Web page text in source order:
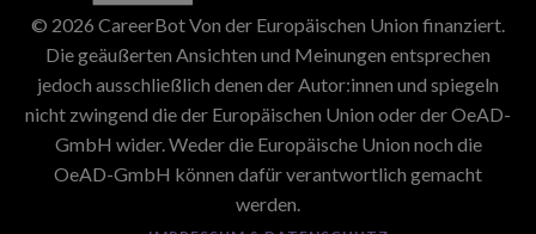
© 2026 CareerBot Von der Europäischen Union finanziert.
Die geäußerten Ansichten und Meinungen entsprechen
jedoch ausschließlich denen der Autor:innen und spiegeln
nicht zwingend die der Europäischen Union oder der OeAD-
GmbH wider. Weder die Europäische Union noch die
OeAD-GmbH können dafür verantwortlich gemacht
werden.